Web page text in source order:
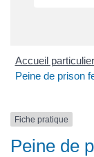
Accueil
Peine de prison
Fiche pratique
Peine de